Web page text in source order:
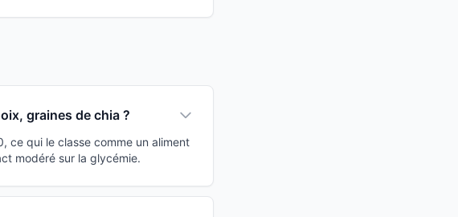
graines de chia ?
ce qui le classe comme un aliment
modéré sur la glycémie.